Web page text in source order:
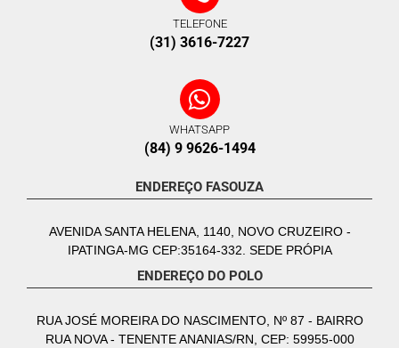
TELEFONE
(31) 3616-7227
WHATSAPP
(84) 9 9626-1494
ENDEREÇO FASOUZA
AVENIDA SANTA HELENA, 1140, NOVO CRUZEIRO -
IPATINGA-MG CEP:35164-332. SEDE PRÓPIA
ENDEREÇO DO POLO
RUA JOSÉ MOREIRA DO NASCIMENTO, Nº 87 - BAIRRO
RUA NOVA - TENENTE ANANIAS/RN, CEP: 59955-000